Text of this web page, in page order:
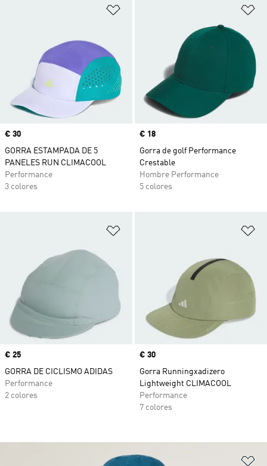
Precio
€ 30
GORRA ESTAMPADA DE 5
PANELES RUN CLIMACOOL
Performance
3 colores
Precio
€ 18
Gorra de golf Performance
Crestable
Hombre Performance
5 colores
Precio
€ 25
GORRA DE CICLISMO ADIDAS
Performance
2 colores
Precio
€ 30
Gorra Runningxadizero
Lightweight CLIMACOOL
Performance
7 colores